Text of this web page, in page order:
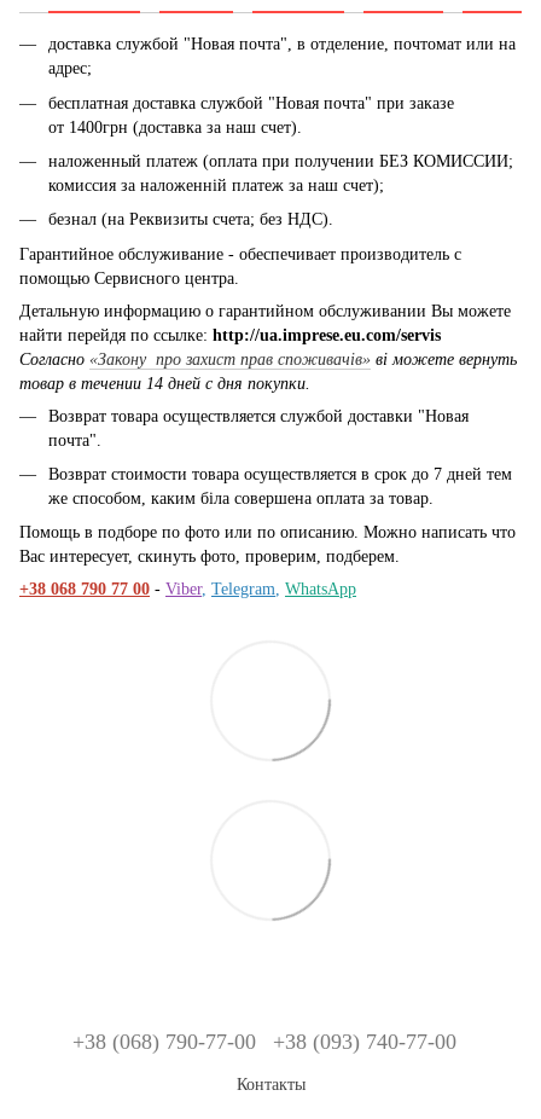
доставка службой "Новая почта", в отделение, почтомат или на
адрес;
бесплатная доставка службой "Новая почта" при заказе
от 1400грн (доставка за наш счет).
наложенный платеж (оплата при получении БЕЗ КОМИССИИ;
комиссия за наложенній платеж за наш счет);
безнал (на Реквизиты счета; без НДС).
Гарантийное обслуживание - обеспечивает производитель с
помощью Сервисного центра.
Детальную информацию о гарантийном обслуживании Вы можете
найти перейдя по ссылке: http://ua.imprese.eu.com/servis
Согласно «Закону про захист прав споживачів» ві можете вернуть
товар в течении 14 дней с дня покупки.
Возврат товара осуществляется службой доставки "Новая
почта".
Возврат стоимости товара осуществляется в срок до 7 дней тем
же способом, каким біла совершена оплата за товар.
Помощь в подборе по фото или по описанию. Можно написать что
Вас интересует, скинуть фото, проверим, подберем.
+38 068 790 77 00 - Viber, Telegram, WhatsApp
+38 (068) 790-77-00 +38 (093) 740-77-00
Контакты